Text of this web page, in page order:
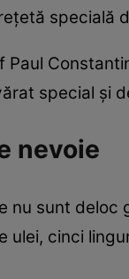
special și
nevoie
nu sunt
ulei, cinci